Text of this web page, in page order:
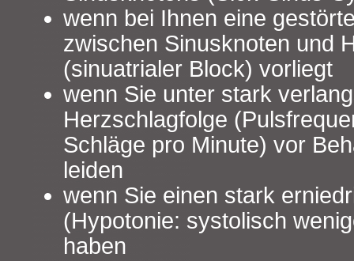
wenn bei Ihnen eine
zwischen Sinusknoten und
(sinuatrialer Block) vorliegt
wenn Sie unter stark
Herzschlagfolge
Schläge pro Minute) vor
leiden
wenn Sie einen stark
(Hypotonie: systolisch
haben